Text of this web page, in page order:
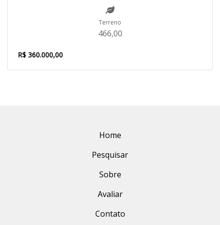
Terreno
466,00
R$ 360.000,00
Home
Pesquisar
Sobre
Avaliar
Contato